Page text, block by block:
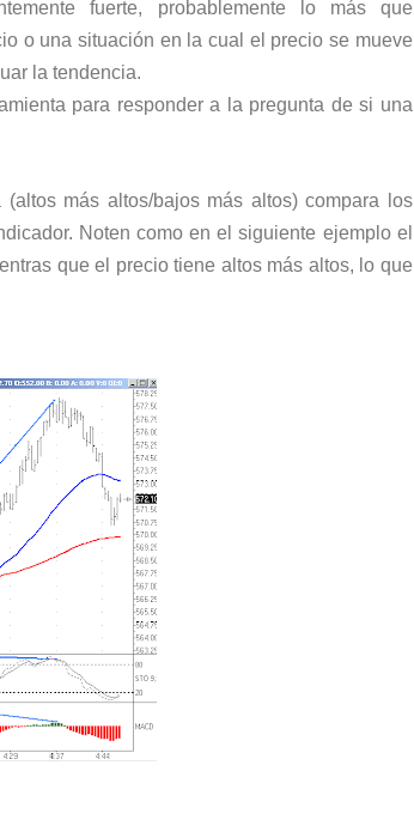
fuerte, probablemente lo más que
o una situación en la cual el precio se mueve
la tendencia.
para responder a la pregunta de si una
más altos/bajos más altos) compara los
Noten como en el siguiente ejemplo el
que el precio tiene altos más altos, lo que